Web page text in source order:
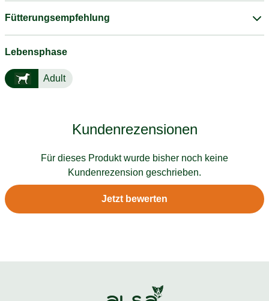
Fütterungsempfehlung
Lebensphase
Adult
Kundenrezensionen
Für dieses Produkt wurde bisher noch keine
Kundenrezension geschrieben.
Jetzt bewerten